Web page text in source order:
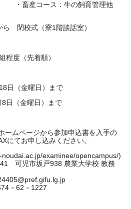
：牛の飼育管理他
式（寮1階談話室）
度（先着順）
（金曜日）まで
曜日）まで
ムページから参加申込書を入手の
にてお申し込みください。
examinee/opencampus/)
坂戸938 農業大学校 教務
－1227